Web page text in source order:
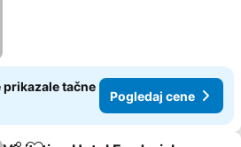
prikazale tačne
Pogledaj cene